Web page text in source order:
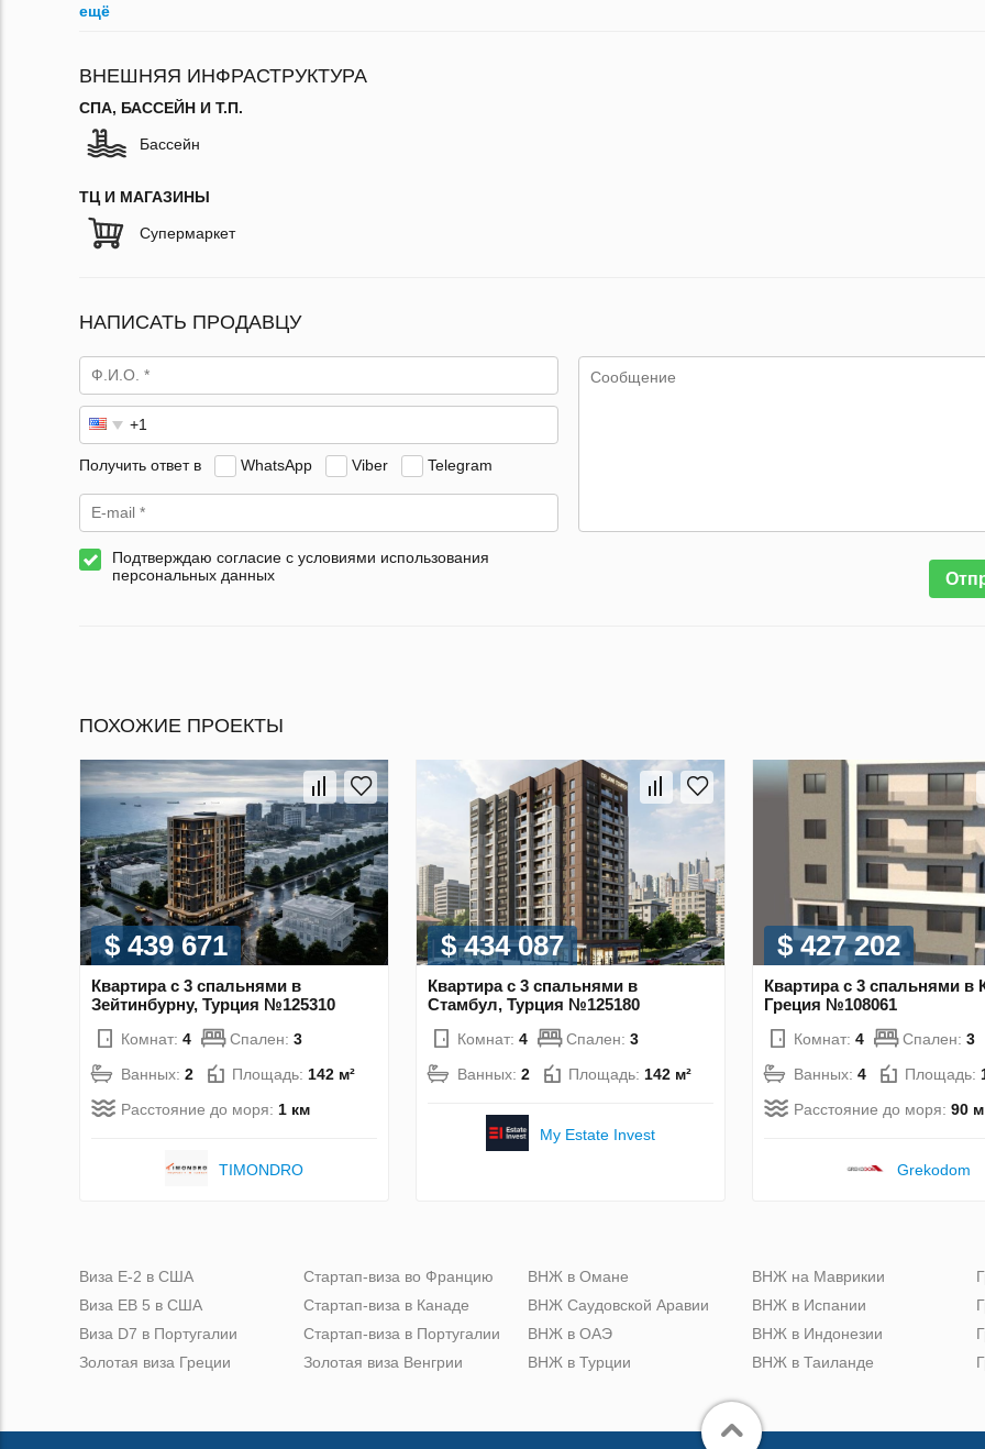
ещё
ВНЕШНЯЯ ИНФРАСТРУКТУРА
СПА, БАССЕЙН И Т.П.
Бассейн
ТЦ И МАГАЗИНЫ
Супермаркет
НАПИСАТЬ ПРОДАВЦУ
Получить ответ в WhatsApp Viber Telegram
Подтверждаю согласие с условиями использования
персональных данных
ПОХОЖИЕ ПРОЕКТЫ
$ 439 671
Квартира с 3 спальнями в
Зейтинбурну, Турция №125310
Комнат: 4 Спален: 3
Ванных: 2 Площадь: 142 м²
Расстояние до моря: 1 км
TIMONDRO
$ 434 087
Квартира с 3 спальнями в
Стамбул, Турция №125180
Комнат: 4 Спален: 3
Ванных: 2 Площадь: 142 м²
My Estate Invest
$ 427 202
Квартира с 3 спальнями в
Греция №108061
Комнат: 4 Спален: 3
Ванных: 4 Площадь:
Расстояние до моря: 90 м
Grekodom
Виза Е-2 в США
Виза ЕВ 5 в США
Виза D7 в Португалии
Золотая виза Греции
Стартап-виза во Францию
Стартап-виза в Канаде
Стартап-виза в Португалии
Золотая виза Венгрии
ВНЖ в Омане
ВНЖ Саудовской Аравии
ВНЖ в ОАЭ
ВНЖ в Турции
ВНЖ на Маврикии
ВНЖ в Испании
ВНЖ в Индонезии
ВНЖ в Таиланде